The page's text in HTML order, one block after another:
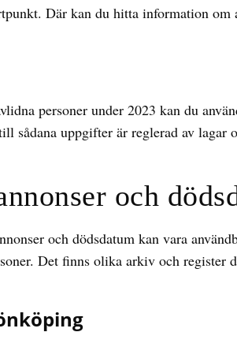
Där kan du hitta information om
personer under 2023 kan du
sådana uppgifter är reglerad av lagar
och
och dödsdatum kan vara
Det finns olika arkiv och register